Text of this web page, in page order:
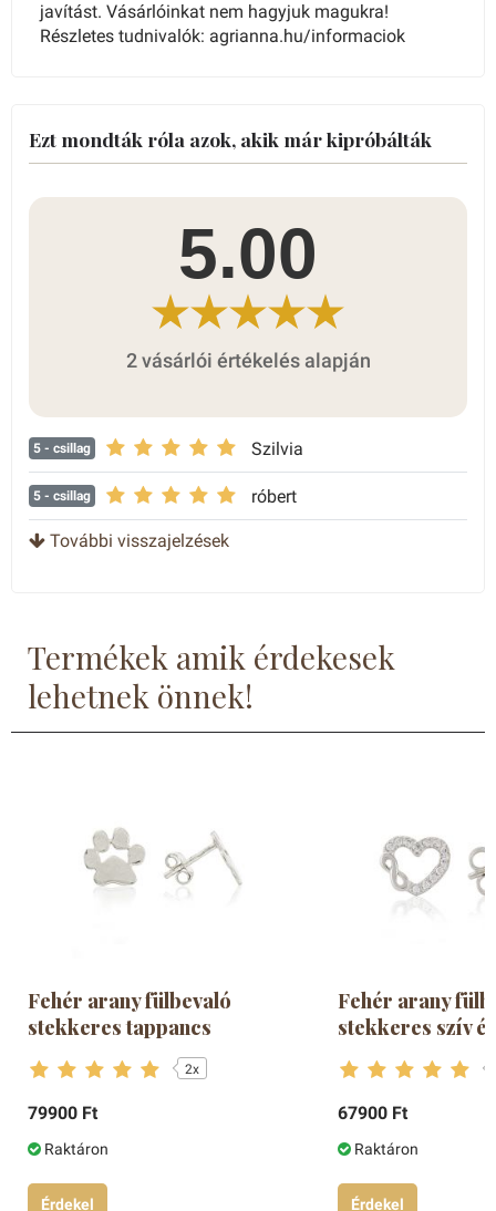
javítást. Vásárlóinkat nem hagyjuk magukra!
Részletes tudnivalók: agrianna.hu/informaciok
Ezt mondták róla azok, akik már kipróbálták
5.00
2 vásárlói értékelés alapján
5 - csillag Szilvia
5 - csillag róbert
További visszajelzések
Termékek amik érdekesek
lehetnek önnek!
Fehér arany fülbevaló
stekkeres tappancs
2x
79900 Ft
Raktáron
Érdekel
Fehér arany
stekkeres szív
67900 Ft
Raktáron
Érdekel